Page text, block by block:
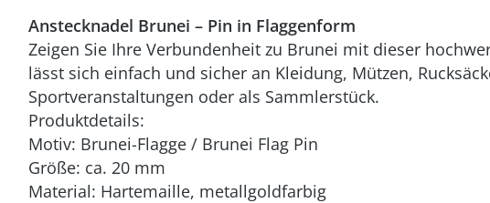
Anstecknadel Brunei – Pin in Flaggenform
Zeigen Sie Ihre Verbundenheit zu Brunei mit dieser
lässt sich einfach und sicher an Kleidung, Mützen,
Sportveranstaltungen oder als Sammlerstück.
Produktdetails:
Motiv: Brunei-Flagge / Brunei Flag Pin
Größe: ca. 20 mm
Material: Hartemaille, metallgoldfarbig